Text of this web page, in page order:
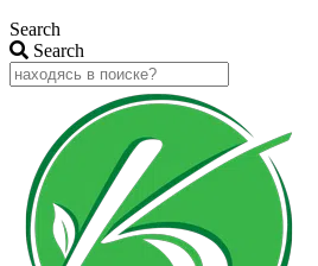
Search
Search